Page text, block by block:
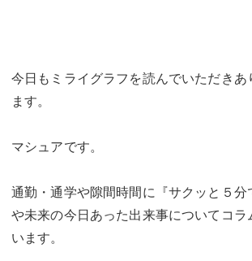
今日もミライグラフを読んでいただきあ
ます。
マシュアです。
通勤・通学や隙間時間に『サクッと５分
や未来の今日あった出来事についてコラ
います。